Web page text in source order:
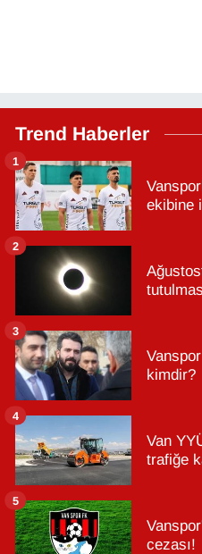
Trend Haberler
ekibine
1
2
kimdir?
3
Van
trafiğe
4
cezası!
5